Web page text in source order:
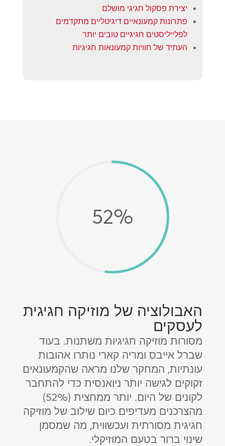
יצירת פסקול חגיגי מושלם
פתרונות קמעונאיים דיגיטליים מתקדמים
לפלייליסטים חגיגיים טובים יותר
העתיד של חוויות קמעונאות חגיגיות
52%
האבולוציה של מוזיקה חגיגית
לעסקים
מסורות מוזיקה חגיגיות משתנות. בעוד
שברל אייבס ומריה קארי נותרו אהובות
עונתיות, המחקר שלנו מראה שהקמעונאים
זקוקים לגישה יותר ניואנסית כדי להתחבר
לקונים של היום. יותר ממחצית (52%)
מהצרכנים מעדיפים כיום שילוב של מוזיקה
חגיגית מסורתית ועכשווית, מה שמסמן
שינוי ברור בטעם המוזיקלי.